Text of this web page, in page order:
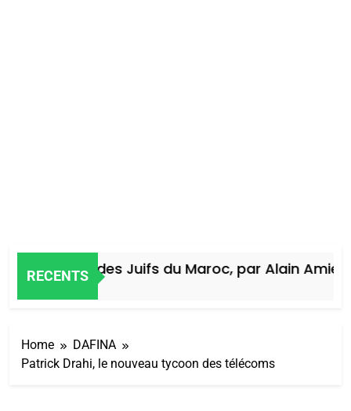
RECENTS
Histoire des Juifs du Maroc, par Alain Amiel
Home
DAFINA
Patrick Drahi, le nouveau tycoon des télécoms